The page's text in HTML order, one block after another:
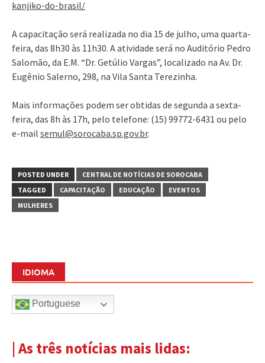
kanjiko-do-brasil/
A capacitação será realizada no dia 15 de julho, uma quarta-
feira, das 8h30 às 11h30. A atividade será no Auditório Pedro
Salomão, da E.M. “Dr. Getúlio Vargas”, localizado na Av. Dr.
Eugênio Salerno, 298, na Vila Santa Terezinha.
Mais informações podem ser obtidas de segunda a sexta-
feira, das 8h às 17h, pelo telefone: (15) 99772-6431 ou pelo
e-mail semul@sorocaba.sp.gov.br.
POSTED UNDER
CENTRAL DE NOTÍCIAS DE SOROCABA
TAGGED
CAPACITAÇÃO EDUCAÇÃO
EVENTOS
MULHERES
IDIOMA
Portuguese
| As três notícias mais lidas: